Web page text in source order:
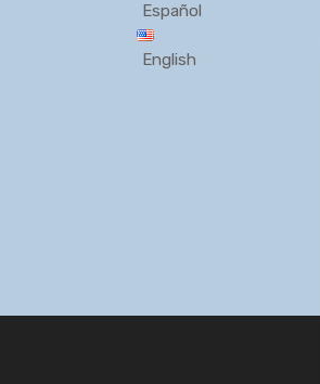
Español
English